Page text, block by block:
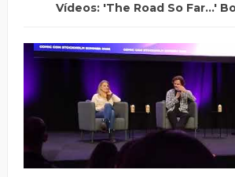
Vídeos: 'The Road So Far...'